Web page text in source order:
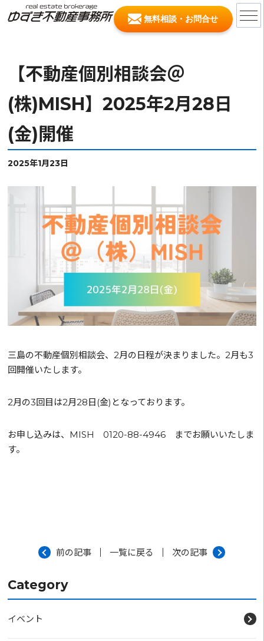
無料相談・お問合せ
【不動産個別相談会＠
(株)MISH】2025年2月28日
(金)開催
2025年1月23日
三島の不動産個別相談会、2月の日程が決まりました。2月も3
回開催いたします。
2月の3回目は2月28日(金)となっております。
お申し込みは、MISH 0120-88-4946 までお願いいたしま
す。
前の記事 一覧に戻る 次の記事
Category
イベント